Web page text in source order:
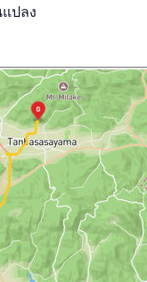
ปลง